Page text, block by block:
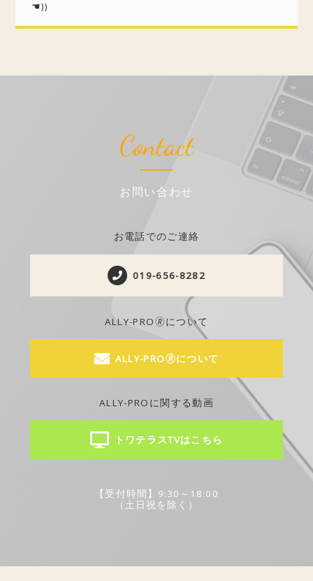
☚))
Contact
お問い合わせ
お電話でのご連絡
019-656-8282
ALLY-PRO🄬について
ALLY-PRO🄬について
ALLY-PROに関する動画
トワテラスTVはこちら
【受付時間】9:30～18:00
（土日祝を除く）